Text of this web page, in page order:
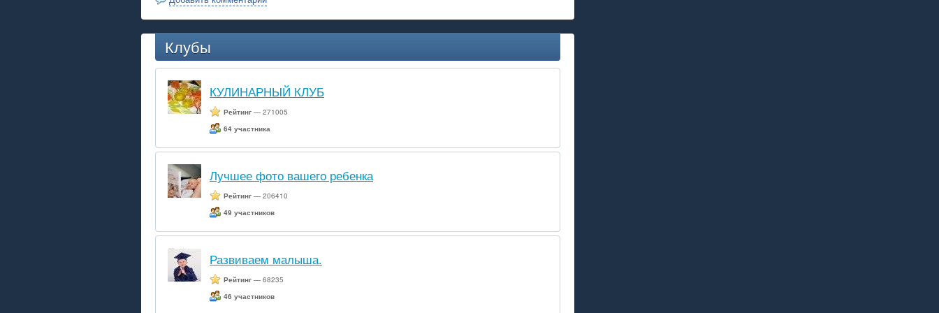
Клубы
КУЛИНАРНЫЙ КЛУБ
Рейтинг — 271005
64 участника
Лучшее фото вашего ребенка
Рейтинг — 206410
49 участников
Развиваем малыша.
Рейтинг — 68235
46 участников